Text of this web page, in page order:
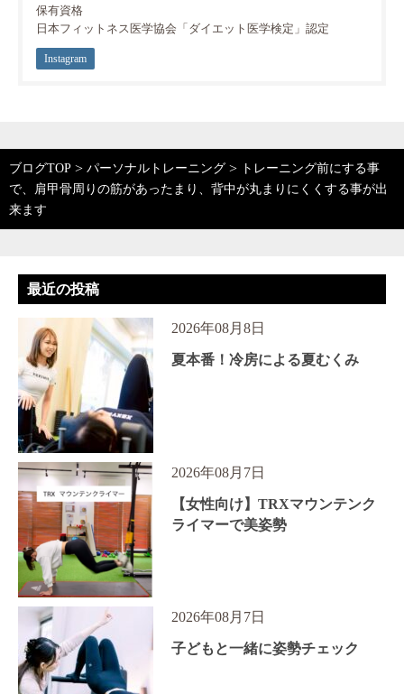
保有資格
日本フィットネス医学協会「ダイエット医学検定」認定
Instagram
ブログTOP > パーソナルトレーニング >
トレーニング前にする事
で、肩甲骨周りの筋があったまり、背中が丸まりにくくする事が出
来ます
最近の投稿
2026年08月8日
夏本番！冷房による夏むくみ
2026年08月7日
【女性向け】TRXマウンテンク
ライマーで美姿勢
2026年08月7日
子どもと一緒に姿勢チェック